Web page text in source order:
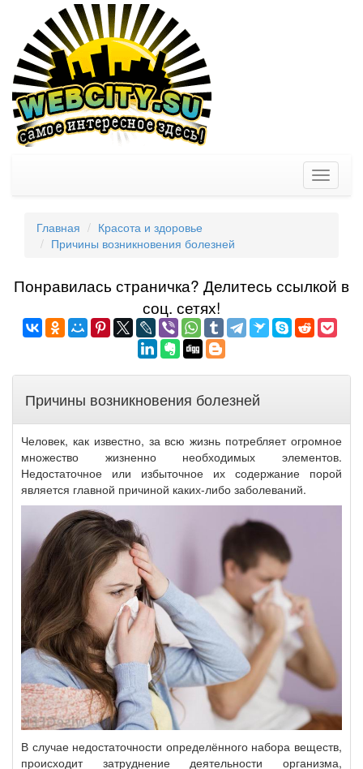
Toggle
Главная
Красота и здоровье
Причины возникновения болезней
Понравилась страничка? Делитеcь ссылкой в
соц. сетях!
Причины возникновения болезней
Человек, как известно, за всю жизнь потребляет огромное
множество жизненно необходимых элементов.
Недостаточное или избыточное их содержание порой
является главной причиной каких-либо заболеваний.
В случае недостаточности определённого набора веществ,
происходит затруднение деятельности организма,